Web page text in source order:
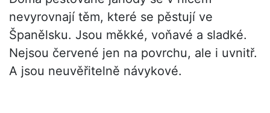
nevyrovnají těm, které se pěstují ve
Španělsku. Jsou měkké, voňavé a sladké.
Nejsou červené jen na povrchu, ale i uvnitř.
A jsou neuvěřitelně návykové.